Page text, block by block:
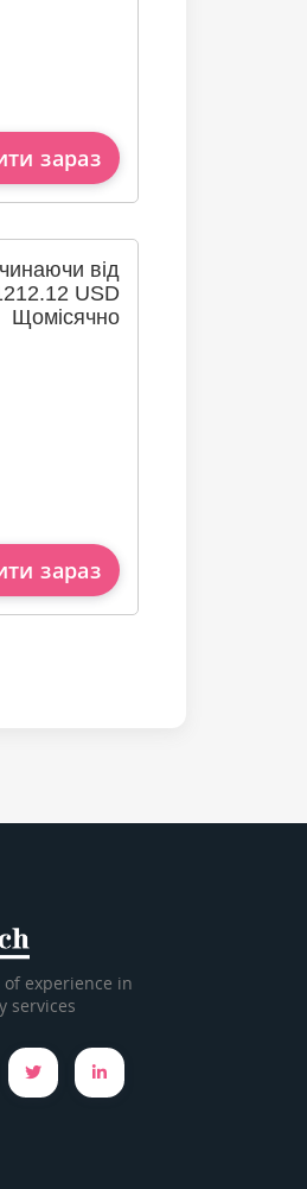
зараз
від
USD
Щомісячно
зараз
of experience in
services